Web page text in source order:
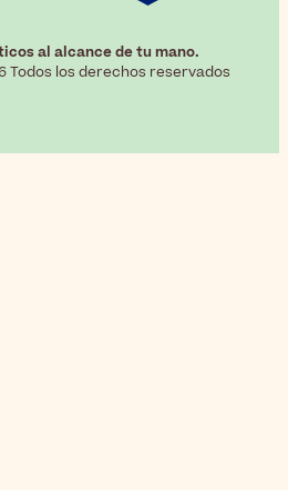
al alcance de tu mano.
Todos los derechos reservados